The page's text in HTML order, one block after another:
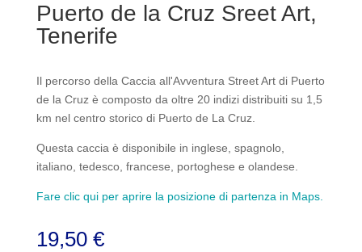
Puerto de la Cruz Sreet Art,
Tenerife
Il percorso della Caccia all'Avventura Street Art di Puerto
de la Cruz è composto da oltre 20 indizi distribuiti su 1,5
km nel centro storico di Puerto de La Cruz.
Questa caccia è disponibile in inglese, spagnolo,
italiano, tedesco, francese, portoghese e olandese.
Fare clic qui per aprire la posizione di partenza in Maps.
19,50 €